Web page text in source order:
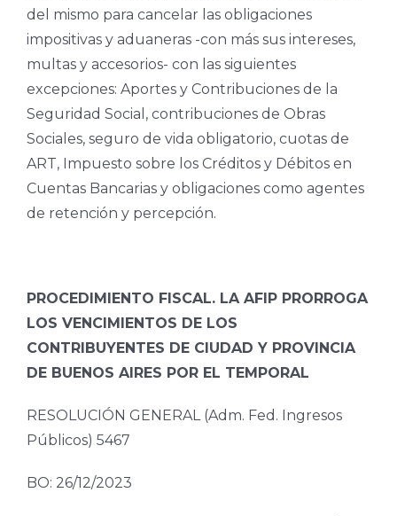
del mismo para cancelar las obligaciones
impositivas y aduaneras -con más sus intereses,
multas y accesorios- con las siguientes
excepciones: Aportes y Contribuciones de la
Seguridad Social, contribuciones de Obras
Sociales, seguro de vida obligatorio, cuotas de
ART, Impuesto sobre los Créditos y Débitos en
Cuentas Bancarias y obligaciones como agentes
de retención y percepción.
PROCEDIMIENTO FISCAL. LA AFIP PRORROGA
LOS VENCIMIENTOS DE LOS
CONTRIBUYENTES DE CIUDAD Y PROVINCIA
DE BUENOS AIRES POR EL TEMPORAL
RESOLUCIÓN GENERAL (Adm. Fed. Ingresos
Públicos) 5467
BO: 26/12/2023